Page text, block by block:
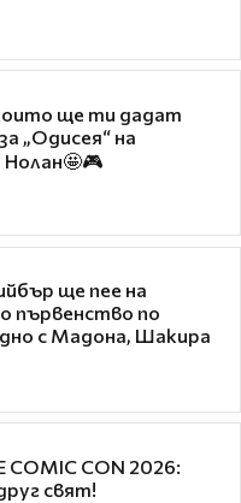
ще ти дадат
„Одисея“ на
ще пее на
първенство по
с Мадона, Шакира
COMIC CON 2026:
свят!